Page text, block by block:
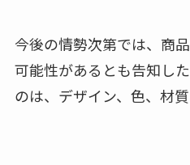
今後の情勢次第では、商
可能性があるとも告知し
のは、デザイン、色、材